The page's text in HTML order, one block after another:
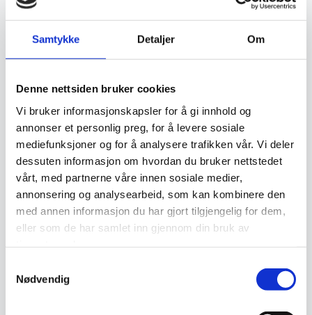
Samtykke Detaljer Om
Denne nettsiden bruker cookies
Vi bruker informasjonskapsler for å gi innhold og
annonser et personlig preg, for å levere sosiale
mediefunksjoner og for å analysere trafikken vår. Vi deler
dessuten informasjon om hvordan du bruker nettstedet
vårt, med partnerne våre innen sosiale medier,
annonsering og analysearbeid, som kan kombinere den
med annen informasjon du har gjort tilgjengelig for dem,
eller som de har samlet inn gjennom din bruk av
Nødvendig
Nimbus – Grå
2.249kr
Legg I Handlekurv
Nimbus – Cream
1.699kr
Legg I Handlekurv